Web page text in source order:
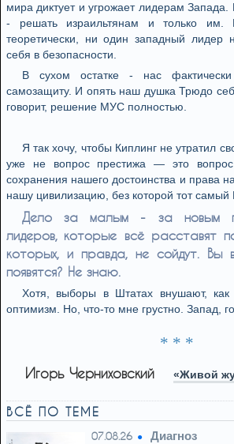
мира диктует и угрожает лидерам
- решать израильтянам и только
теоретически, ни один западный лидер
себя в безопасности.
В сухом остатке - нас
самозащиту. И опять наш душка Трюдо
говорит, решение МУС полностью.
Я так хочу, чтобы Киплинг не утратил
уже не вопрос престижа — это вопрос
сохранения нашего достоинства и права
нашу цивилизацию, без которой тот самый
Дело за малым - за новым
лидеров, которые всё расставят
которых, и правда, не сойдут. Вы
появятся? Не знаю.
Хотя, выборы в Штатах внушают, как
оптимизм. Но, что-то мне грустно. Запад,
* * *
Игорь Черниховский «Живой
ВСЁ ПО ТЕМЕ
07.08.26 Диагноз